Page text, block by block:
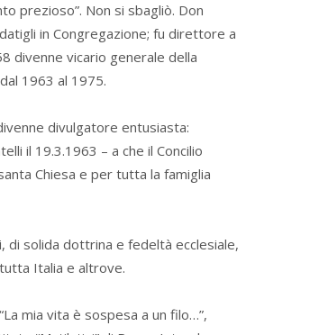
prezioso”. Non si sbagliò. Don
in Congregazione; fu direttore a
divenne vicario generale della
1963 al 1975.
divulgatore entusiasta:
il 19.3.1963 – a che il Concilio
Chiesa e per tutta la famiglia
solida dottrina e fedeltà ecclesiale,
Italia e altrove.
mia vita è sospesa a un filo…”,